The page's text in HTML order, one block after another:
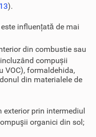
).
influențată de mai
din combustie sau
compușii
VOC), formaldehida,
din materialele de
prin intermediul
organici din sol;